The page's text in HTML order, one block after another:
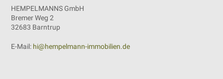
HEMPELMANNS GmbH
Bremer Weg 2
32683 Barntrup
E-Mail: hi@hempelmann-immobilien.de